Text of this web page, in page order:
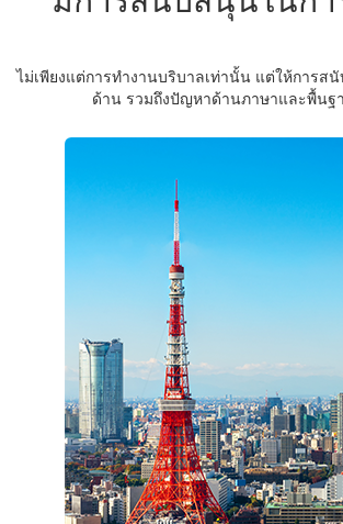
ไม่เพียงแต่การทำงานบริบาลเท่านั้น แต่ให้การส
ด้าน รวมถึงปัญหาด้านภาษาและพื้นฐ